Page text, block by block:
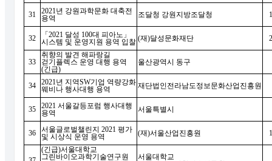
31 2021년 강원과학문화 대축전
용역
조달청 강원지방조달청
32 「 2021 달성 100대 피아노 」
시스템 및 운영지원 용역 입찰 (재)달성문화재단
33
취향의 발견 해파랑길
걷기플렉스 운영 대행 용역
(긴급)
울산광역시 동구
34 2021년 지역SW기업 역량강화
웨비나 행사대행 용역
재단법인전라남도정보문화산업진흥원
35 2021 서울갈등포럼 행사대행
용역
서울특별시
36 서울글로벌챌린지 2021 평가
및 시상식 운영 용역
(재)서울산업진흥원
(긴급)서울대학교
그린바이오과학기술연구원
서울대학교